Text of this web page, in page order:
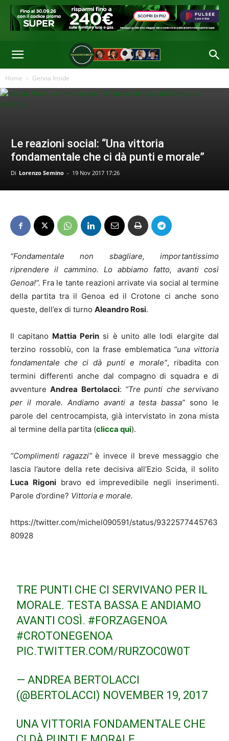
Home Genoa Inside
Le reazioni social: “Una vittoria
fondamentale che ci dà punti e morale”
Di Lorenzo Semino - 19 Nov 2017 17:26
“Fondamentale non sbagliare, importantissimo
riprendere il cammino. Lo abbiamo fatto, avanti così
Genoa!”. Fra le tante reazioni arrivate via social al termine
della partita tra il Genoa ed il Crotone ci anche sono
queste, dell’ex di turno Aleandro Rosi.
Il capitano Mattia Perinsi è unito alle lodi elargite dal
terzino rossoblù, con la frase emblematica “una vittoria
fondamentale che ci dà punti e morale”, ribadita con
termini differenti anche dal compagno di squadra e di
avventureAndrea Bertolacci: “Tre punti che servivano
per il morale. Andiamo avanti a testa bassa” sono le
parole del centrocampista, già intervistato in zona mista
al termine della partita (clicca qui).
“Complimenti ragazzi”è invece il breve messaggio che
lascia l’autore della rete decisiva all’Ezio Scida, il solito
Luca Rigonibravo ed imprevedibile negli inserimenti.
Parole d’ordine? Vittoria e morale.
https://twitter.com/michel090591/status/9322577445763
80928
TRE PUNTI CHE CI SERVIVANO PER IL
MORALE. TESTA BASSA E ANDIAMO
AVANTI COSÌ. #FORZAGENOA
#CROTONEGENOA
PIC.TWITTER.COM/RURZOC0W0T
— ANDREA BERTOLACCI
(@BERTOLACCI) NOVEMBER 19, 2017
UNA VITTORIA FONDAMENTALE CHE